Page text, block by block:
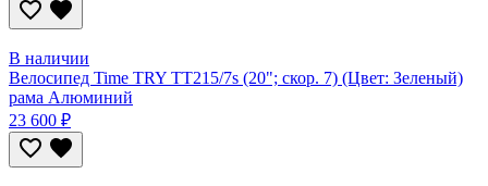
В наличии
Велосипед Time TRY TT215/7s (20"; скор. 7) (Цвет: Зеленый)
рама Алюминий
23 600 ₽